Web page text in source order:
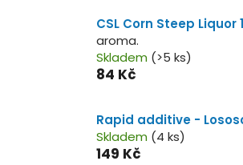
CSL Corn Steep Liquor
aroma.
Skladem (>5 ks)
84 Kč
Rapid additive -
Skladem (4 ks)
149 Kč